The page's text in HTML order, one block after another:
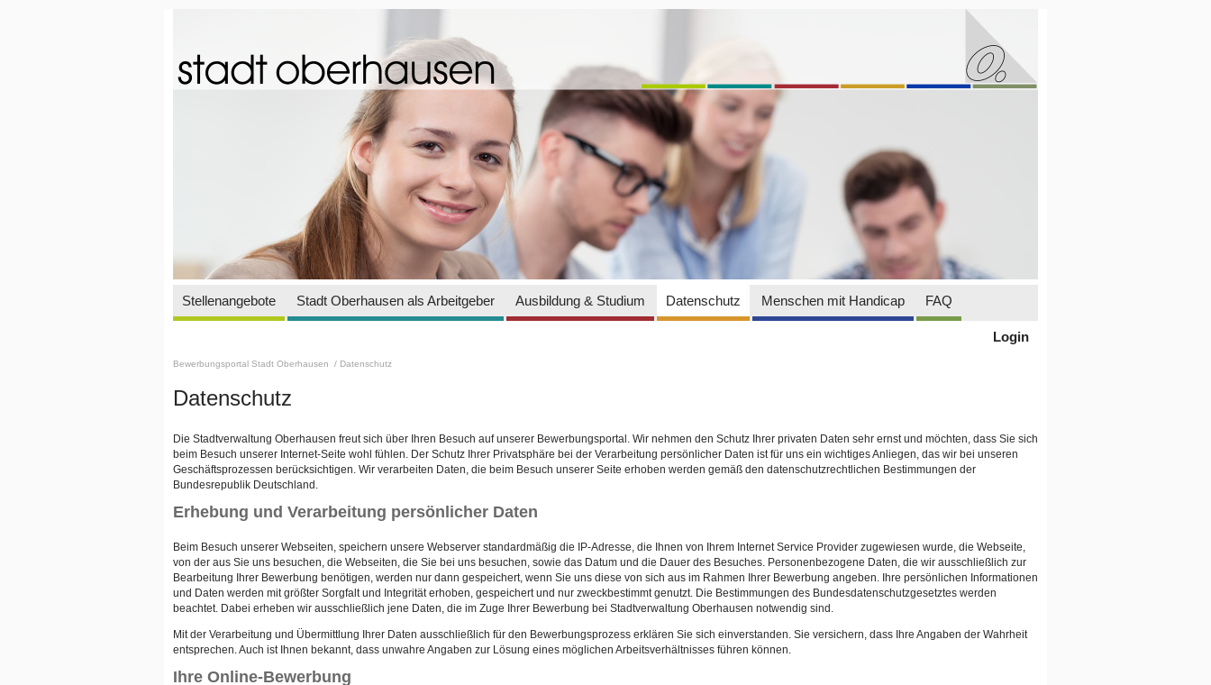
Stellenangebote Stadt Oberhausen als Arbeitgeber Ausbildung & Studium Datenschutz Menschen mit Handicap FAQ
Login
Bewerbungsportal Stadt Oberhausen / Datenschutz
Datenschutz
Die Stadtverwaltung Oberhausen freut sich über Ihren Besuch auf unserer Bewerbungsportal. Wir nehmen den Schutz Ihrer privaten Daten sehr ernst und möchten, dass Sie sich
beim Besuch unserer Internet-Seite wohl fühlen. Der Schutz Ihrer Privatsphäre bei der Verarbeitung persönlicher Daten ist für uns ein wichtiges Anliegen, das wir bei unseren
Geschäftsprozessen berücksichtigen. Wir verarbeiten Daten, die beim Besuch unserer Seite erhoben werden gemäß den datenschutzrechtlichen Bestimmungen der
Bundesrepublik Deutschland.
Erhebung und Verarbeitung persönlicher Daten
Beim Besuch unserer Webseiten, speichern unsere Webserver standardmäßig die IP-Adresse, die Ihnen von Ihrem Internet Service Provider zugewiesen wurde, die Webseite,
von der aus Sie uns besuchen, die Webseiten, die Sie bei uns besuchen, sowie das Datum und die Dauer des Besuches. Personenbezogene Daten, die wir ausschließlich zur
Bearbeitung Ihrer Bewerbung benötigen, werden nur dann gespeichert, wenn Sie uns diese von sich aus im Rahmen Ihrer Bewerbung angeben. Ihre persönlichen Informationen
und Daten werden mit größter Sorgfalt und Integrität erhoben, gespeichert und nur zweckbestimmt genutzt. Die Bestimmungen des Bundesdatenschutzgesetztes werden
beachtet. Dabei erheben wir ausschließlich jene Daten, die im Zuge Ihrer Bewerbung bei Stadtverwaltung Oberhausen notwendig sind.
Mit der Verarbeitung und Übermittlung Ihrer Daten ausschließlich für den Bewerbungsprozess erklären Sie sich einverstanden. Sie versichern, dass Ihre Angaben der Wahrheit
entsprechen. Auch ist Ihnen bekannt, dass unwahre Angaben zur Lösung eines möglichen Arbeitsverhältnisses führen können.
Ihre Online-Bewerbung